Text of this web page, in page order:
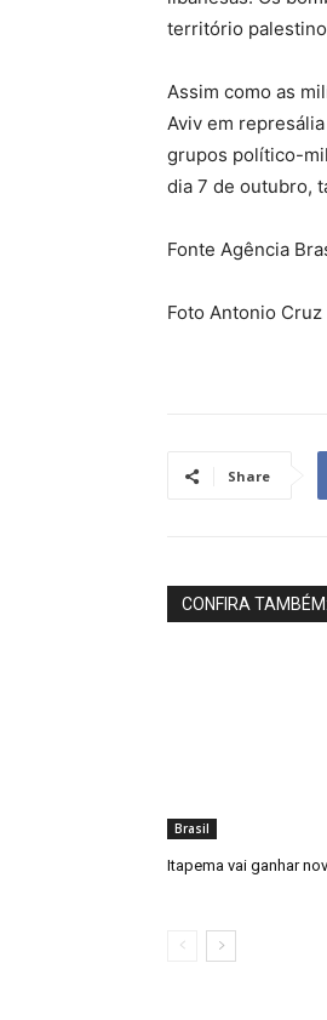
território
Assim como as
Aviv em
grupos político-
dia 7 de outubro,
Fonte Agência
Foto Antonio Cruz
Share
CONFIRA TAMBÉM:
Brasil
Itapema vai ganhar